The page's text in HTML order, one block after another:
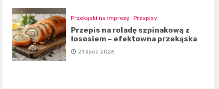
Przekąski na imprezę Przepisy
Przepis na roladę szpinakową z
łososiem – efektowna przekąska
21 lipca 2026